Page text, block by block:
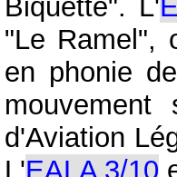
Biquette". L'
"Le Ramel",
en phonie
d'Aviation
L'EALA 3/10